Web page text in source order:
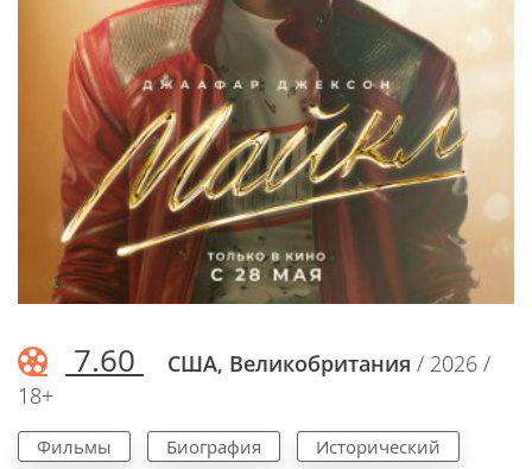
7.60 США, Великобритания / 2026 /
18+
Фильмы Биография Исторический